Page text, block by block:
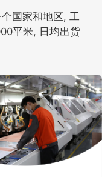
国家和地区, 工
平米, 日均出货
急速打样